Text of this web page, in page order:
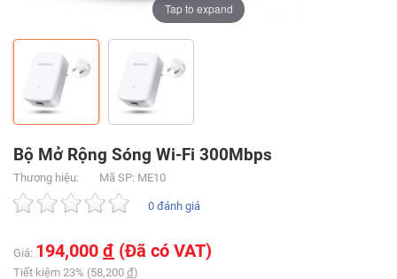
Tap to expand
Tap to expand
Bộ Mở Rộng Sóng Wi-Fi 300Mbps
Thương hiệu: Mã SP: ME10
0 đánh giá
Giá: 194,000 đ (Đã có VAT)
Tiết kiệm 23% (58,200 đ)